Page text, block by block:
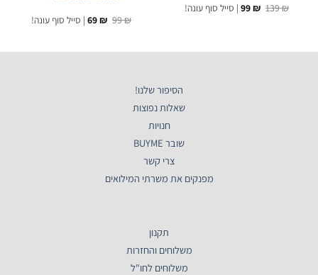
139₪ המחיר
המקורי
99₪ המחיר
הנוכחי
| סייל סוף עונה!
99₪ המחיר
המקורי
69₪ המחיר
הנוכחי
| סייל סוף עונה!
הסיפור שלנו!
שאלות נפוצות
חנויות
שובר BUYME
צרי קשר
מפנקים את משרתי המילואים
תקנון
משלוחים והחזרות
משלוחים לחו"ל